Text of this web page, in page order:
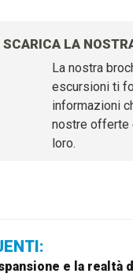
SCARICA LA
La nostra
escursioni ti
informazioni
nostre offerte
loro.
e la